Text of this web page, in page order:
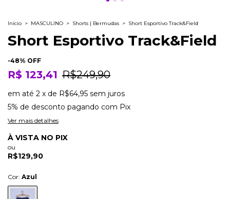
Início > MASCULINO > Shorts | Bermudas > Short Esportivo Track&Field
Short Esportivo Track&Field
-48% OFF
R$ 123,41 R$249,90
em até 2 x de R$64,95 sem juros
5% de desconto pagando com Pix
Ver mais detalhes
À VISTA NO PIX
ou
R$129,90
Cor: Azul